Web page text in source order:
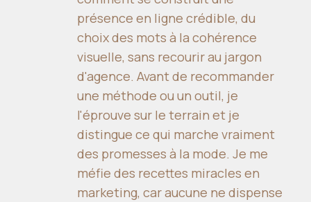
présence en ligne crédible, du
choix des mots à la cohérence
visuelle, sans recourir au jargon
d'agence. Avant de recommander
une méthode ou un outil, je
l'éprouve sur le terrain et je
distingue ce qui marche vraiment
des promesses à la mode. Je me
méfie des recettes miracles en
marketing, car aucune ne dispense